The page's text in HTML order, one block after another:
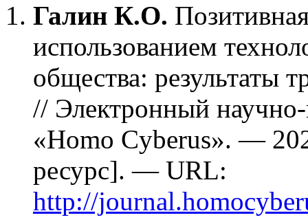
Галин К.О.
использованием
общества: результаты
// Электронный
«Homo Cyberus». —
ресурс]. — URL:
http://